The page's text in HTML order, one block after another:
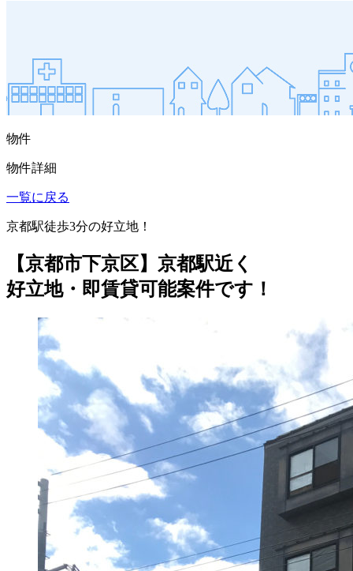
物件
物件詳細
一覧に戻る
京都駅徒歩3分の好立地！
【京都市下京区】京都駅近く
好立地・即賃貸可能案件です！